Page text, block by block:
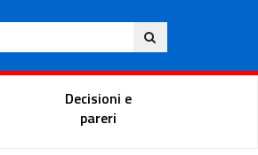
Ita
magistratoDecisioni e
pareri